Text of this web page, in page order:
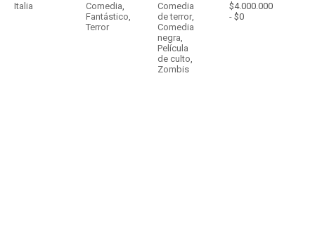
Italia Comedia,
Fantástico,
Terror
Comedia
de terror,
Comedia
negra,
Película
de culto,
Zombis
$4.000.000
- $0